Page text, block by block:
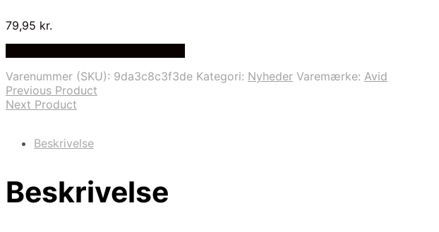
79,95 kr.
Varenummer (SKU): 9da3c8c3f3de Kategori: Nyheder Varemærke: Avid
Previous Product
Next Product
Beskrivelse
Beskrivelse